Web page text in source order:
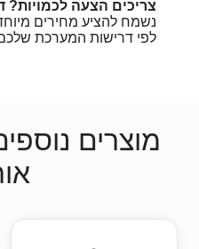
צריכים הצעה לכמויות?
נשמח להציע מחירים
לפי דרישות המערכת
מוצרים